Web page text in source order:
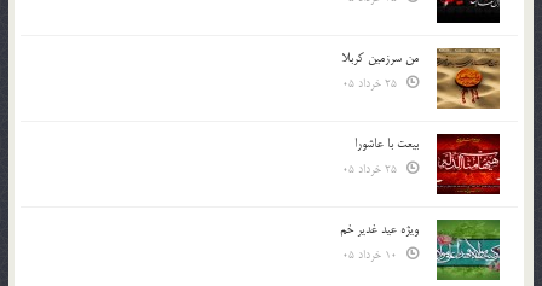
من سرزمین کربلا
بیعت با عاشورا
ویژه عید غدیر خم